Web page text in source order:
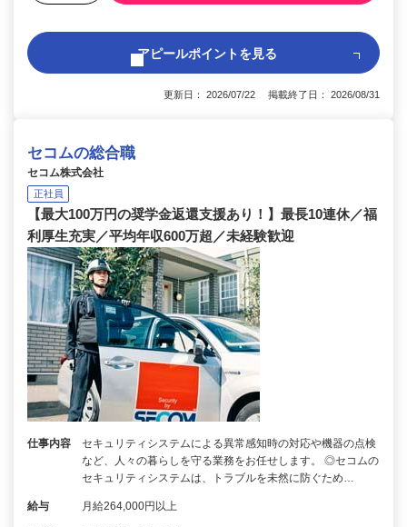
アピールポイントを見る
更新日： 2026/07/22 掲載終了日： 2026/08/31
セコムの総合職
セコム株式会社
正社員
【最大100万円の奨学金返還支援あり！】最長10連休／福
利厚生充実／平均年収600万超／未経験歓迎
仕事内容
セキュリティシステムによる異常感知時の対応や機器の点検
など、人々の暮らしを守る業務をお任せします。 ◎セコムの
セキュリティシステムは、トラブルを未然に防ぐため…
給与 月給264,000円以上